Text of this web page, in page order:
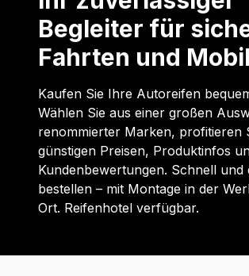
Begleiter für
Fahrten und
Kaufen Sie Ihre Autoreifen
Wählen Sie aus einer großen
renommierter Marken, profitieren
günstigen Preisen, Produktinfos
Kundenbewertungen. Schnell und
bestellen – mit Montage in der
Ort. Reifenhotel verfügbar.